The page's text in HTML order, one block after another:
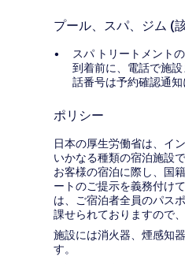
プール、スパ、ジム (
スパ トリートメント
到着前に、電話で施
話番号は予約確認通
ポリシー
日本の厚生労働省は、イ
いかなる種類の宿泊施設
お客様の宿泊に際し、国
ートのご提示を義務付け​
は、ご宿泊者全員のパス
課せられておりますの​で
施設には消火器、煙感知
す。